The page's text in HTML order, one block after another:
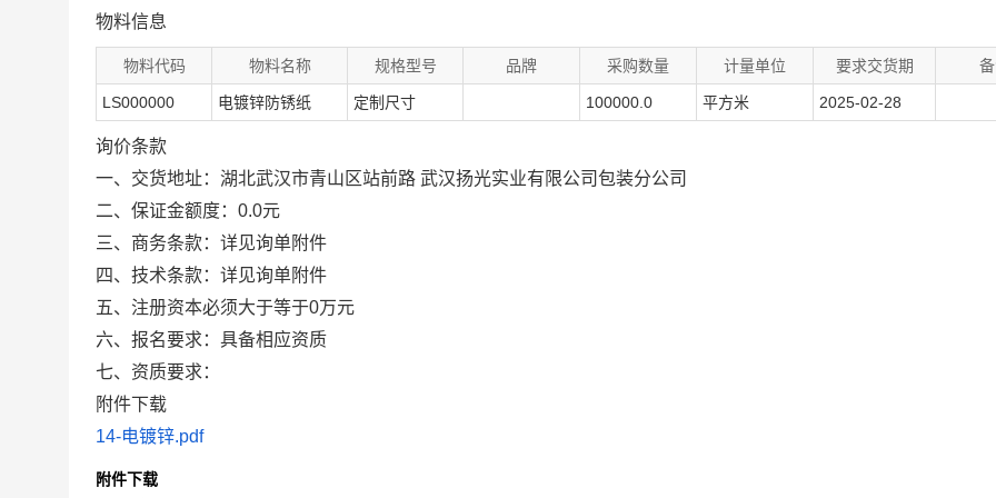
物料信息
物料代码 物料名称 规格型号 品牌 采购数量 计量单位 要求交货期
LS000000 电镀锌防锈纸 定制尺寸 100000.0 平方米 2025-02-28
询价条款
一、交货地址：湖北武汉市青山区站前路 武汉扬光实业有限公司包装分公司
二、保证金额度：0.0元
三、商务条款：详见询单附件
四、技术条款：详见询单附件
五、注册资本必须大于等于0万元
六、报名要求：具备相应资质
七、资质要求：
附件下载
14-电镀锌.pdf
附件下载